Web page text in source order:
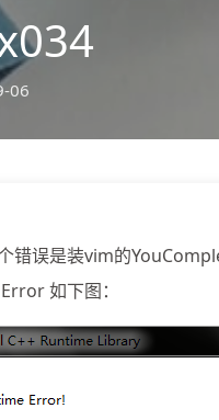
06
错误是装vim的
如下图：